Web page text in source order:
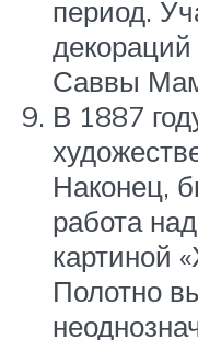
период.
Саввы
В 1887
Наконец,
работа
картиной
Полотно